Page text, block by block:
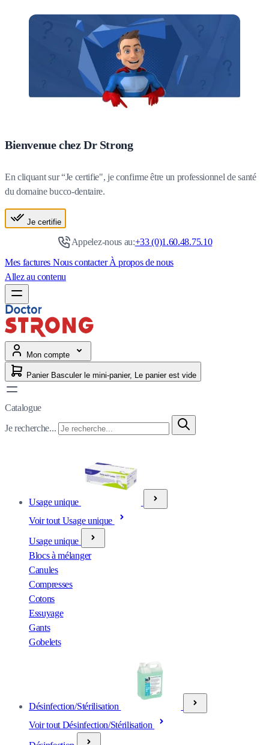
Bienvenue chez Dr Strong
En cliquant sur “Je certifie", je confirme être un professionnel de santé
du domaine bucco-dentaire.
Je certifie
Appelez-nous au:+33 (0)1.60.48.75.10
Mes factures Nous contacterÀ propos de nous
Allez au contenu
Mon compte
Panier Basculer le mini-panier, Le panier est vide
Catalogue
Je recherche...
Usage unique
Voir tout Usage unique
Usage unique
Blocs à mélanger
Canules
Compresses
Cotons
Essuyage
Gants
Gobelets
Désinfection/Stérilisation
Voir tout Désinfection/Stérilisation